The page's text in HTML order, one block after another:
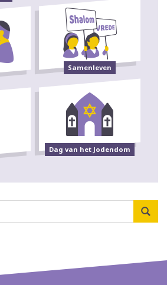
Samenleven
Dag van het Jodendom